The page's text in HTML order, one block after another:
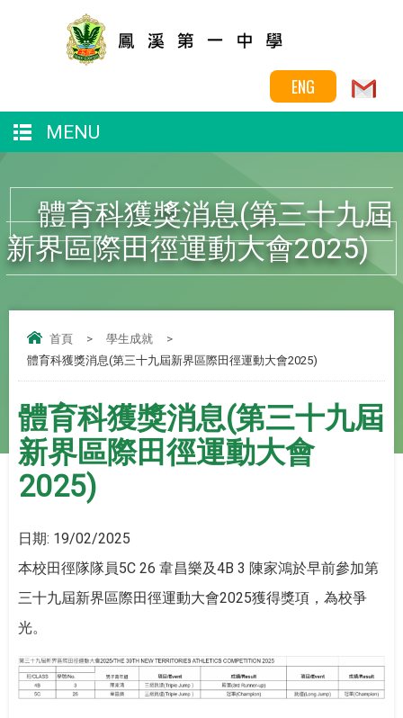
ENG
MENU
體育科獲獎消息(第三十九屆
新界區際田徑運動大會2025)
首頁 > 學生成就
>
體育科獲獎消息(第三十九屆新界區際田徑運動大會2025)
體育科獲獎消息(第三十九屆
新界區際田徑運動大會
2025)
日期: 19/02/2025
本校田徑隊隊員5C 26 韋昌樂及4B 3 陳家鴻於早前參加第
三十九屆新界區際田徑運動大會2025獲得獎項，為校爭
光。